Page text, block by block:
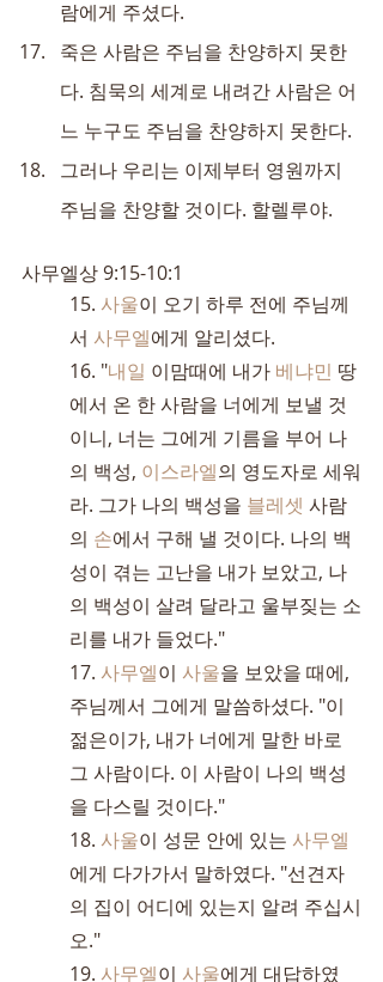
람에게 주셨다.
죽은 사람은 주님을 찬양하지 못한
다. 침묵의 세계로 내려간 사람은 어
느 누구도 주님을 찬양하지 못한다.
그러나 우리는 이제부터 영원까지
주님을 찬양할 것이다. 할렐루야.
사무엘상 9:15-10:1
15. 사울이 오기 하루 전에 주님께
서 사무엘에게 알리셨다.
16. "내일 이맘때에 내가 베냐민 땅
에서 온 한 사람을 너에게 보낼 것
이니, 너는 그에게 기름을 부어 나
의 백성, 이스라엘의 영도자로 세워
라. 그가 나의 백성을 블레셋 사람
의 손에서 구해 낼 것이다. 나의 백
성이 겪는 고난을 내가 보았고, 나
의 백성이 살려 달라고 울부짖는 소
리를 내가 들었다."
17. 사무엘이 사울을 보았을 때에,
주님께서 그에게 말씀하셨다. "이
젊은이가, 내가 너에게 말한 바로
그 사람이다. 이 사람이 나의 백성
을 다스릴 것이다."
18. 사울이 성문 안에 있는 사무엘
에게 다가가서 말하였다. "선견자
의 집이 어디에 있는지 알려 주십시
오."
19. 사무엘이 사울에게 대답하였